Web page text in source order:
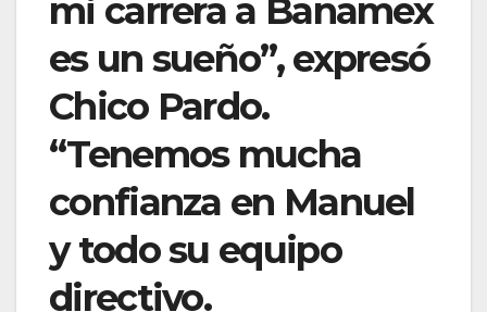
mi carrera a Banamex
es un sueño”, expresó
Chico Pardo.
“Tenemos mucha
confianza en Manuel
y todo su equipo
directivo.